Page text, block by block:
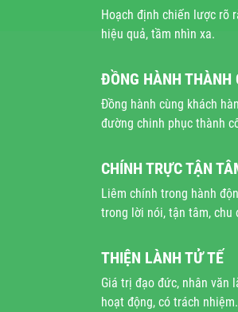
Hoạch định chiến lược rõ
hiệu quả, tầm nhìn xa.
ĐỒNG HÀNH THÀNH
Đồng hành cùng khách
đường chinh phục thành
CHÍNH TRỰC TẬN
Liêm chính trong hành
trong lời nói, tận tâm, chu
THIỆN LÀNH TỬ TẾ
Giá trị đạo đức, nhân văn
hoạt động, có trách nhiệm.